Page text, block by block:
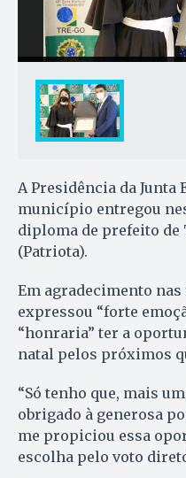
A Presidência da Junta
município entregou
diploma de prefeito de
(Patriota).
Em agradecimento
expressou “forte
“honraria” ter a
natal pelos próximos
“Só tenho que, mais
obrigado à generosa
me propiciou essa
escolha pelo voto